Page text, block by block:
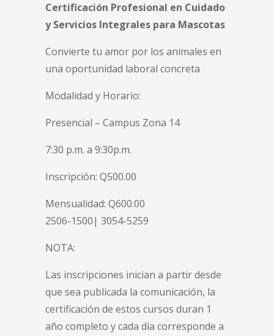
Certificación Profesional en Cuidado
y Servicios Integrales para Mascotas
Convierte tu amor por los animales en
una oportunidad laboral concreta
Modalidad y Horario:
Presencial – Campus Zona 14
7:30 p.m. a 9:30p.m.
Inscripción: Q500.00
Mensualidad: Q600.00
2506-1500| 3054-5259
NOTA:
Las inscripciones inician a partir desde
que sea publicada la comunicación, la
certificación de estos cursos duran 1
año completo y cada día corresponde a